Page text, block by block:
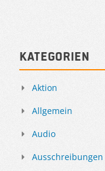
Kategorien
Aktion
Allgemein
Audio
Ausschreibungen